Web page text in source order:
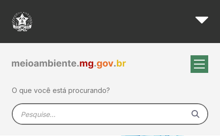
Pular para o Conteúdo principal
MG e ES assinam acordo
O que você está procurando?
Barra de busca